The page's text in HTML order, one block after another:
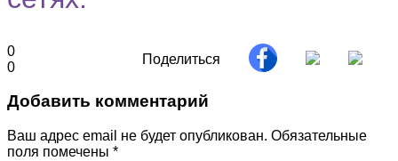
0
0
Поделиться
Добавить комментарий
Ваш адрес email не будет опубликован. Обязательные
поля помечены *